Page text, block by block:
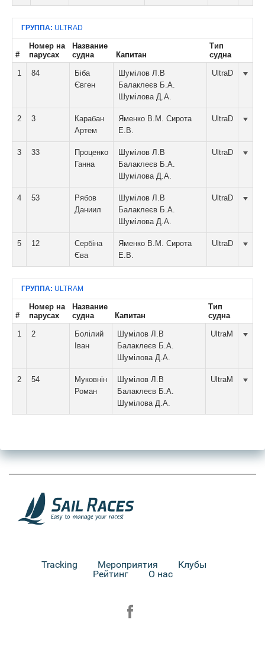
ГРУППА: ULTRAD
#
Номер на
парусах
Название
судна
Капитан
Тип
судна
1 84
Біба
Євген
Шумілов Л.В
Балаклеєв Б.А.
Шумілова Д.А.
UltraD
2 3
Карабан
Артем
Яменко В.М. Сирота
Е.В.
UltraD
3 33
Проценко
Ганна
Шумілов Л.В
Балаклеєв Б.А.
Шумілова Д.А.
UltraD
4 53
Рябов
Даниил
Шумілов Л.В
Балаклеєв Б.А.
Шумілова Д.А.
UltraD
5 12
Сербіна
Єва
Яменко В.М. Сирота
Е.В.
UltraD
ГРУППА: ULTRAM
#
Номер на
парусах
Название
судна
Капитан
Тип
судна
1 2
Болілий
Іван
Шумілов Л.В
Балаклеєв Б.А.
Шумілова Д.А.
UltraM
2 54
Муковнін
Роман
Шумілов Л.В
Балаклеєв Б.А.
Шумілова Д.А.
UltraM
Tracking Мероприятия
Клубы
Рейтинг
О нас